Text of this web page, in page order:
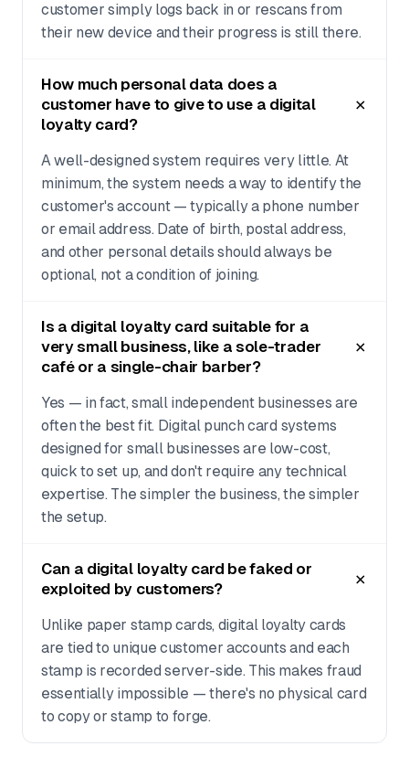
customer simply logs back in or rescans from
their new device and their progress is still there.
How much personal data does a
customer have to give to use a digital
loyalty card?
A well-designed system requires very little. At
minimum, the system needs a way to identify the
customer's account — typically a phone number
or email address. Date of birth, postal address,
and other personal details should always be
optional, not a condition of joining.
Is a digital loyalty card suitable for a
very small business, like a sole-trader
café or a single-chair barber?
Yes — in fact, small independent businesses are
often the best fit. Digital punch card systems
designed for small businesses are low-cost,
quick to set up, and don't require any technical
expertise. The simpler the business, the simpler
the setup.
Can a digital loyalty card be faked or
exploited by customers?
Unlike paper stamp cards, digital loyalty cards
are tied to unique customer accounts and each
stamp is recorded server-side. This makes fraud
essentially impossible — there's no physical card
to copy or stamp to forge.